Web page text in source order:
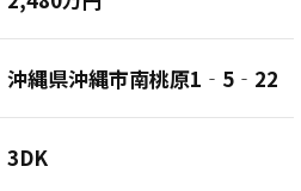
沖縄県沖縄市南桃原1‐5‐22
3DK